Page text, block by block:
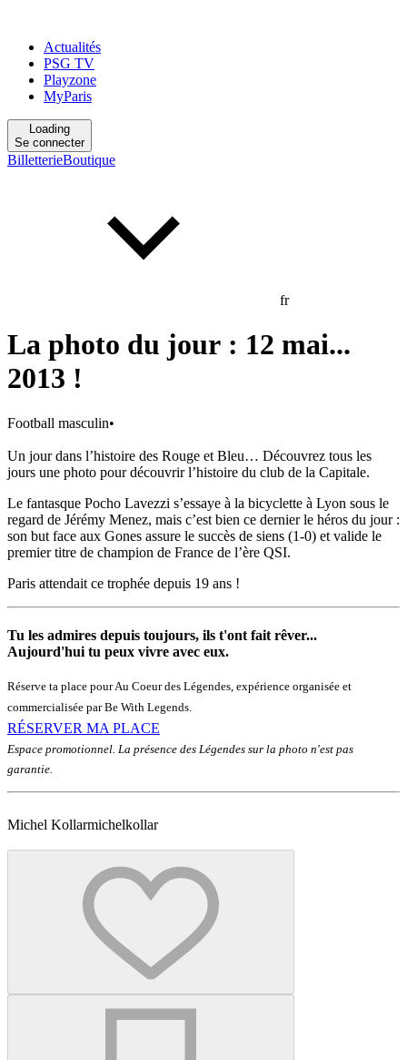
Actualités
PSG TV
Playzone
MyParis
Loading
Se connecter
BilletterieBoutique
fr
La photo du jour : 12 mai...
2013 !
Football masculin•
Un jour dans l’histoire des Rouge et Bleu… Découvrez tous les
jours une photo pour découvrir l’histoire du club de la Capitale.
Le fantasque Pocho Lavezzi s’essaye à la bicyclette à Lyon sous le
regard de Jérémy Menez, mais c’est bien ce dernier le héros du jour :
son but face aux Gones assure le succès de siens (1-0) et valide le
premier titre de champion de France de l’ère QSI.
Paris attendait ce trophée depuis 19 ans !
Tu les admires depuis toujours, ils t'ont fait rêver...
Aujourd'hui tu peux vivre avec eux.
Réserve ta place pour Au Coeur des Légendes, expérience organisée et
commercialisée par Be With Legends.
RÉSERVER MA PLACE
Espace promotionnel. La présence des Légendes sur la photo n'est pas
garantie.
Michel Kollarmichelkollar